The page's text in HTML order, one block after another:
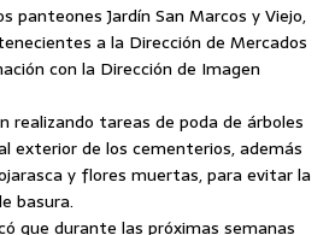
panteones Jardín San Marcos y Viejo,
a la Dirección de Mercados
con la Dirección de Imagen
realizando tareas de poda de árboles
exterior de los cementerios, además
y flores muertas, para evitar la
basura.
que durante las próximas semanas